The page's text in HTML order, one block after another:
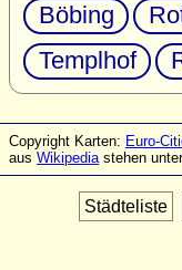
Böbing
Templhof
Copyright Karten: Euro-
aus Wikipediastehen
Städteliste